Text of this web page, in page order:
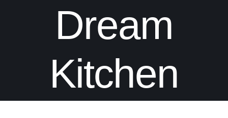
Dream
Kitchen